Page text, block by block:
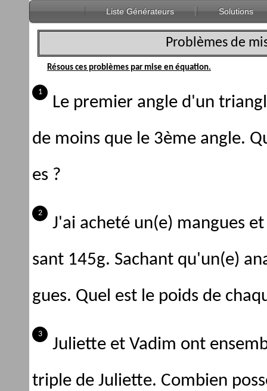
Liste Générateurs Solutions
Problèmes de
Résous ces problèmes par mise en équation.
Le premier angle d'un
de moins que le 3ème angle.
es ?
J'ai acheté un(e) mangues
sant 145g. Sachant qu'un(e)
gues. Quel est le poids de
Juliette et Vadim ont
triple de Juliette. Combien